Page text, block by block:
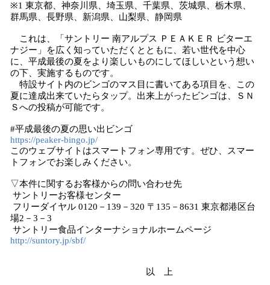
※1 東京都、神奈川県、埼玉県、千葉県、茨城県、栃木県、
群馬県、長野県、新潟県、山梨県、静岡県
これは、「サントリー 南アルプス ＰＥＡＫＥＲ ビターエ
ナジー」を広く知っていただくとともに、若い世代を中心
に、平成最後の夏をより楽しいものにしてほしいという想い
の下、実施するものです。
特設サイト内のビンゴのマス目に書いてある項目を、この
夏に達成出来ていたらタップ。出来上がったビンゴは、ＳＮ
Ｓへの投稿が可能です。
#平成最後の夏の思い出ビンゴ
https://peaker-bingo.jp/
このウェブサイトはスマートフォン専用です。ぜひ、スマー
トフォンでお楽しみください。
▽本件に関するお客様からの問い合わせ先
サントリーお客様センター
フリーダイヤル 0120－139－320 〒135－8631 東京都港区台
場2－3－3
サントリー食品インターナショナルホームページ
http://suntory.jp/sbf/
以 上